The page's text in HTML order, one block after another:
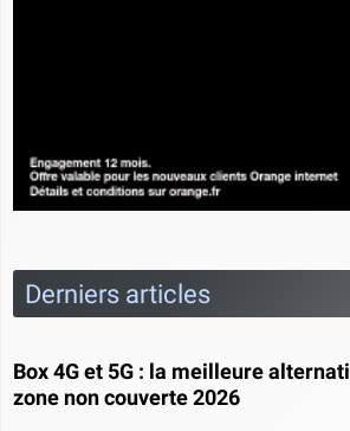
Derniers articles
Box 4G et 5G : la meilleure
zone non couverte 2026